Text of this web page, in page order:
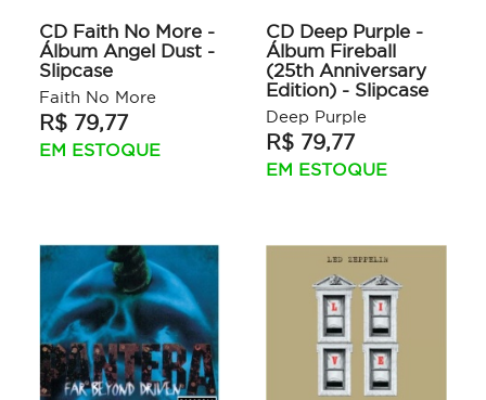
CD Faith No More -
Álbum Angel Dust -
Slipcase
Faith No More
R$ 79,77
EM ESTOQUE
CD Deep Purple -
Álbum Fireball
(25th Anniversary
Edition) - Slipcase
Deep Purple
R$ 79,77
EM ESTOQUE